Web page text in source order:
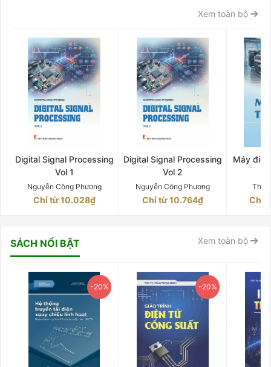
Xem toàn bộ
Digital Signal Processing
Vol 1
Nguyễn Công Phương
Chỉ từ 10.028₫
Digital Signal Processing
Vol 2
Nguyễn Công Phương
Chỉ từ 10.764₫
Máy
Chỉ
SÁCH NỔI BẬT Xem toàn bộ
-20% -20%